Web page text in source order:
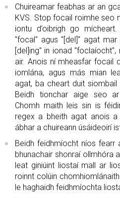
Chuireamar feabhas ar an
KVS. Stop focail roimhe seo
iontu d’oibrigh go
"focal" agus "[del]" agat mar
[del]ing" in ionad
air. Anois ní mheasfar focail
iomlána, agus más mian
agat, ba cheart duit
Beidh tionchar aige seo
Chomh maith leis sin is
regex a bheith agat anois
ábhar a chuireann úsáideoirí
Beidh feidhmíocht níos fearr
bhunachair shonraí ollmhóra
leat giniúint liostaí mall ar
roinnt colúin
le haghaidh feidhmíochta